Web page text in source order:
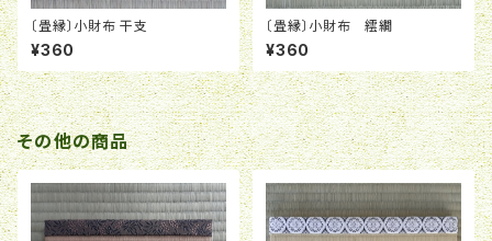
〔畳縁〕小財布 干支
¥360
〔畳縁〕小財布 繧繝
¥360
その他の商品